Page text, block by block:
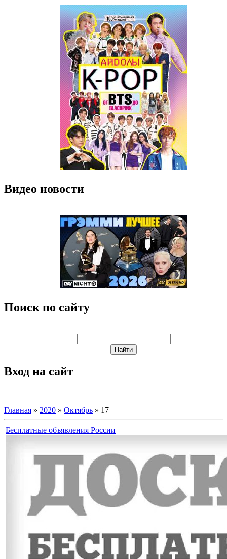
Видео новости
Поиск по сайту
Вход на сайт
Главная » 2020 » Октябрь » 17
Бесплатные объявления России